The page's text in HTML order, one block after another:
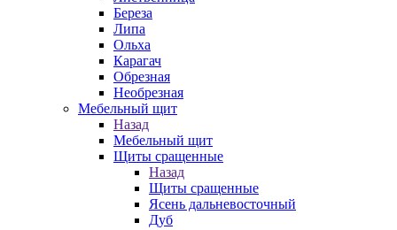
Береза
Липа
Ольха
Карагач
Обрезная
Необрезная
Мебельный щит
Назад
Мебельный щит
Щиты сращенные
Назад
Щиты сращенные
Ясень дальневосточный
Дуб